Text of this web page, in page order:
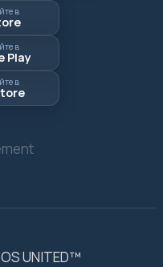
в
в
Play
в
UNITED™